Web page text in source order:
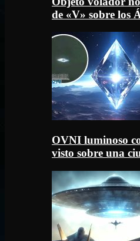
de «V» sobre los
OVNI luminoso
visto sobre una